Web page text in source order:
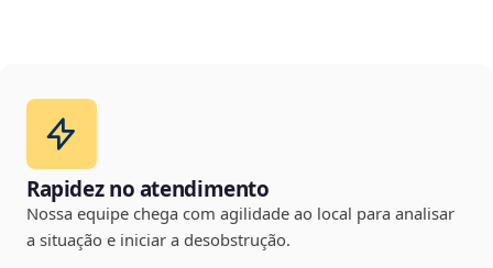
Rapidez no atendimento
Nossa equipe chega com agilidade ao local para analisar
a situação e iniciar a desobstrução.